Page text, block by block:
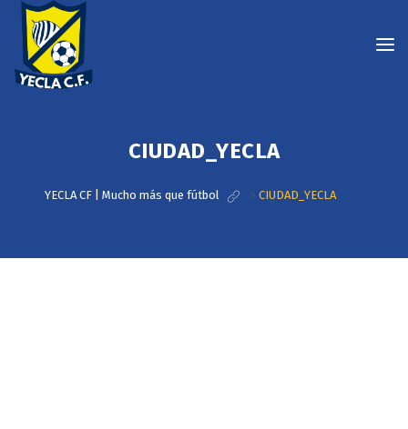
CIUDAD_YECLA
YECLA CF | Mucho más que fútbol > CIUDAD_YECLA